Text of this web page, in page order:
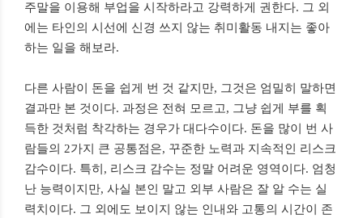
주말을 이용해 부업을 시작하라고 강력하게 권한다. 그 외
에는 타인의 시선에 신경 쓰지 않는 취미활동 내지는 좋아
하는 일을 해보라.
다른 사람이 돈을 쉽게 번 것 같지만, 그것은 엄밀히 말하면
결과만 본 것이다. 과정은 전혀 모르고, 그냥 쉽게 부를 획
득한 것처럼 착각하는 경우가 대다수이다. 돈을 많이 번 사
람들의 2가지 큰 공통점은, 꾸준한 노력과 지속적인 리스크
감수이다. 특히, 리스크 감수는 정말 어려운 영역이다. 엄청
난 능력이지만, 사실 본인 말고 외부 사람은 잘 알 수는 실
력치이다. 그 외에도 보이지 않는 인내와 고통의 시간이 존